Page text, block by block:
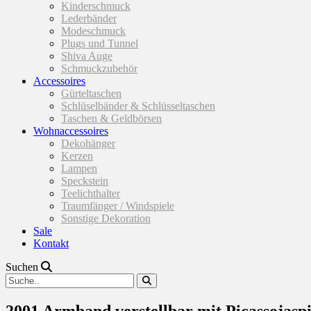
Kinderschmuck
Lederbänder
Modeschmuck
Plugs und Tunnel
Shiva Auge
Schmuckzubehör
Accessoires
Gürteltaschen
Schlüselbänder & Schlüsseltaschen
Taschen & Geldbörsen
Wohnaccessoires
Dekohänger
Kerzen
Lampen
Speckstein
Teelichthalter
Traumfänger / Windspiele
Sonstige Dekoration
Sale
Kontakt
Suchen